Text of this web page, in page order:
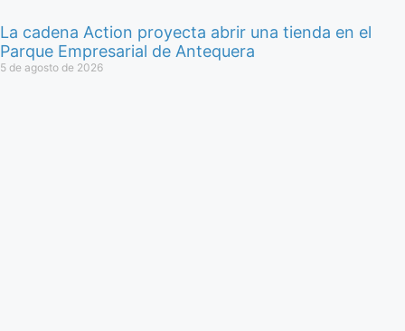
La cadena Action proyecta abrir una tienda en el
Parque Empresarial de Antequera
5 de agosto de 2026